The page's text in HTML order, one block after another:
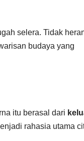
selera. Tidak
budaya yang
itu berasal dari
rahasia utama